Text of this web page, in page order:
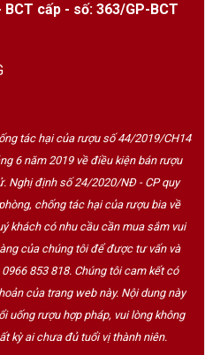
cấp - số: 363/GP-BCT
tác hại của rượu số 44/2019/CH14
6 năm 2019 về điều kiện bán rượu
Nghị định số 24/2020/NĐ - CP quy
chống tác hại của rượu bia về
khách có nhu cầu cần mua sắm vui
của chúng tôi để được tư vấn và
853 818. Chúng tôi cam kết có
của trang web này. Nội dung này
uống rượu hợp pháp, vui lòng không
kỳ ai chưa đủ tuổi vị thành niên.